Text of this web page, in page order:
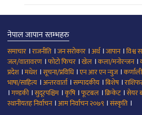
नेपाल जापान स्तम्भहरु
समाचार ।राजनीति ।जन सरोकार ।अर्थ।जापान।विश्व
जल/वातावरण ।फोटो फिचर ।खेल ।कला/मनोरन्जन।
प्रदेश।मधेश।सूचना/प्रविधि।एन आर एन न्युज।कर्णाली
भाषा/साहित्य ।अन्तरवार्ता।सम्पादकीय ।बिशेष।
।गण्डकी।सुदूरपश्चिम ।कृषि।फूटबल ।क्रिकेट।सेयर
स्थानीयतह निर्वाचन।आम निर्वाचन २०७९ ।संस्कृति ।